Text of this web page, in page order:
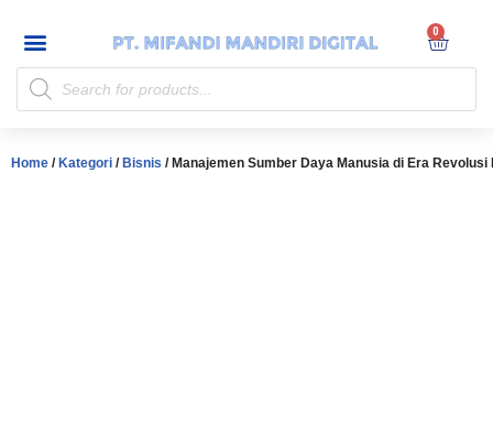
content
Home / Kategori / Bisnis / Manajemen Sumber Daya Manusia di Era Revolusi